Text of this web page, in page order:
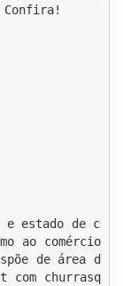
e estado de c
ao comércio
de área d
com churrasq